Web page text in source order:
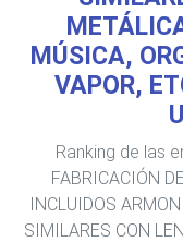
MÚSICA,
VAPOR,
Ranking de las
FABRICACIÓN
INCLUIDOS
SIMILARES CON